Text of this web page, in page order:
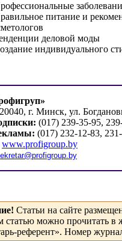
питание и
деловой моды
индивидуального
г. Минск, ул.
(017) 239-35-95,
(017) 232-12-83,
www.profigroup.by
@profigroup. by
Статьи на сайте
статью можно прочитать в
референт». Номер